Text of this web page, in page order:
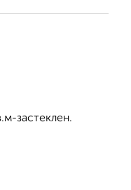
застеклен.